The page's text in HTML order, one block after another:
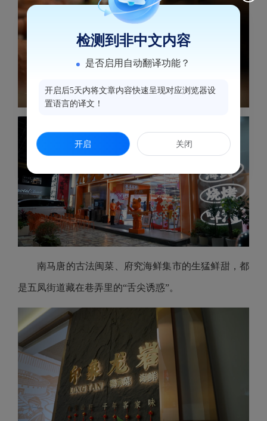
南马唐的古法闽菜、府究海鲜集市的生猛鲜甜，都
是五凤街道藏在巷弄里的“舌尖诱惑”。
检测到非中文内容
是否启用自动翻译功能？
开启后5天内将文章内容快速呈现对应浏览器设
置语言的译文！
开启 关闭